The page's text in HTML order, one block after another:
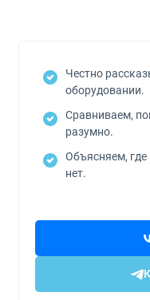
Честно
оборудовании.
Сравниваем,
разумно.
Объясняем,
нет.